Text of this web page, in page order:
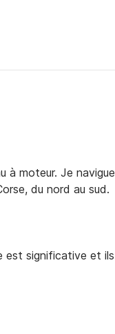
à moteur. Je navigue
du nord au sud.
est significative et ils